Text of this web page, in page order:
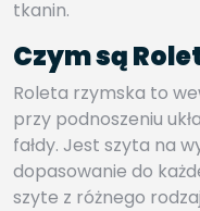
tkanin.
Czym są
Roleta rzymska to
przy podnoszeniu
fałdy. Jest szyta na
dopasowanie do
szyte z różnego